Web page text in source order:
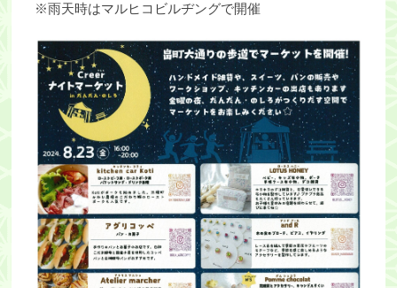
※雨天時はマルヒコビルヂングで開催